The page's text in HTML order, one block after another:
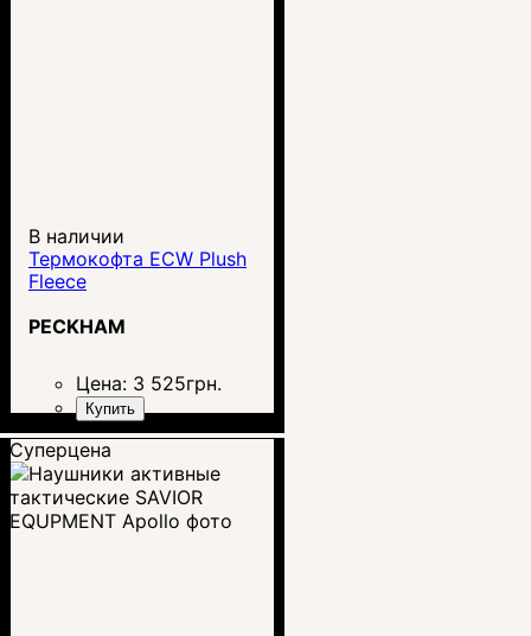
В наличии
Термокофта ECW Plush
Fleece
PECKHAM
Цена: 3 525грн.
Купить
Суперцена